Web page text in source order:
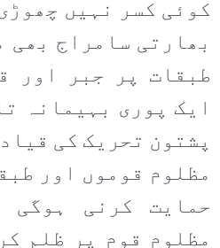
کوئی کسر نہیں
بھارتی سامراج
طبقات پر جبر اور
ایک پوری بہیمانہ
پشتون تحریک کی
مظلوم قوموں اور
حمایت کرنی